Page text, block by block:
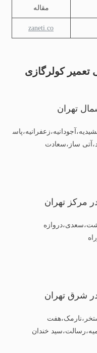
مقاله
zaneti.co
کولرگازی
تهران
ساز،سعادت
مرکز تهران
در شرق تهران
خندان